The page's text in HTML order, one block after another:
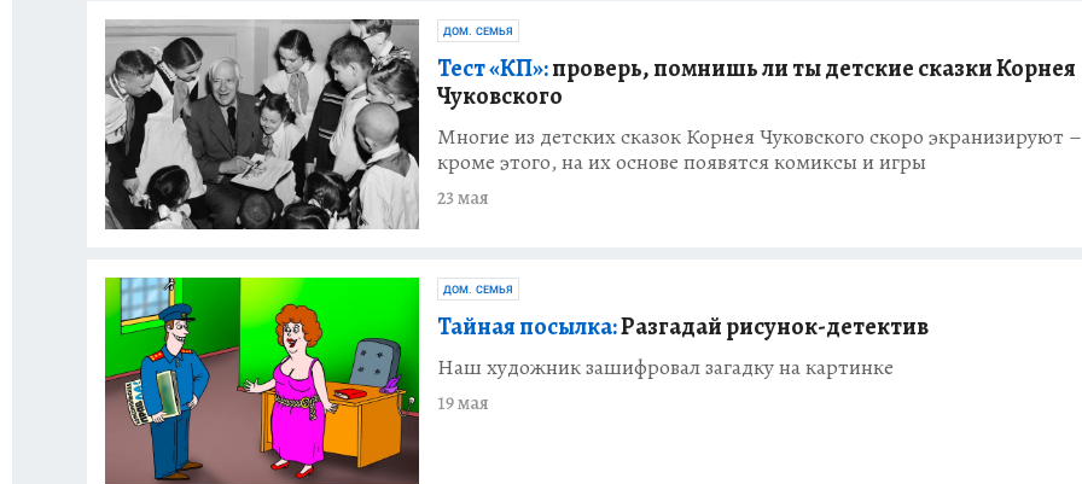
ДОМ. СЕМЬЯ
Тест «КП»:проверь, помнишь ли ты детские сказки Корнея
Чуковского
Многие из детских сказок Корнея Чуковского скоро экранизируют –
кроме этого, на их основе появятся комиксы и игры
23 мая
ДОМ. СЕМЬЯ
Тайная посылка:Разгадай рисунок-детектив
Наш художник зашифровал загадку на картинке
19 мая